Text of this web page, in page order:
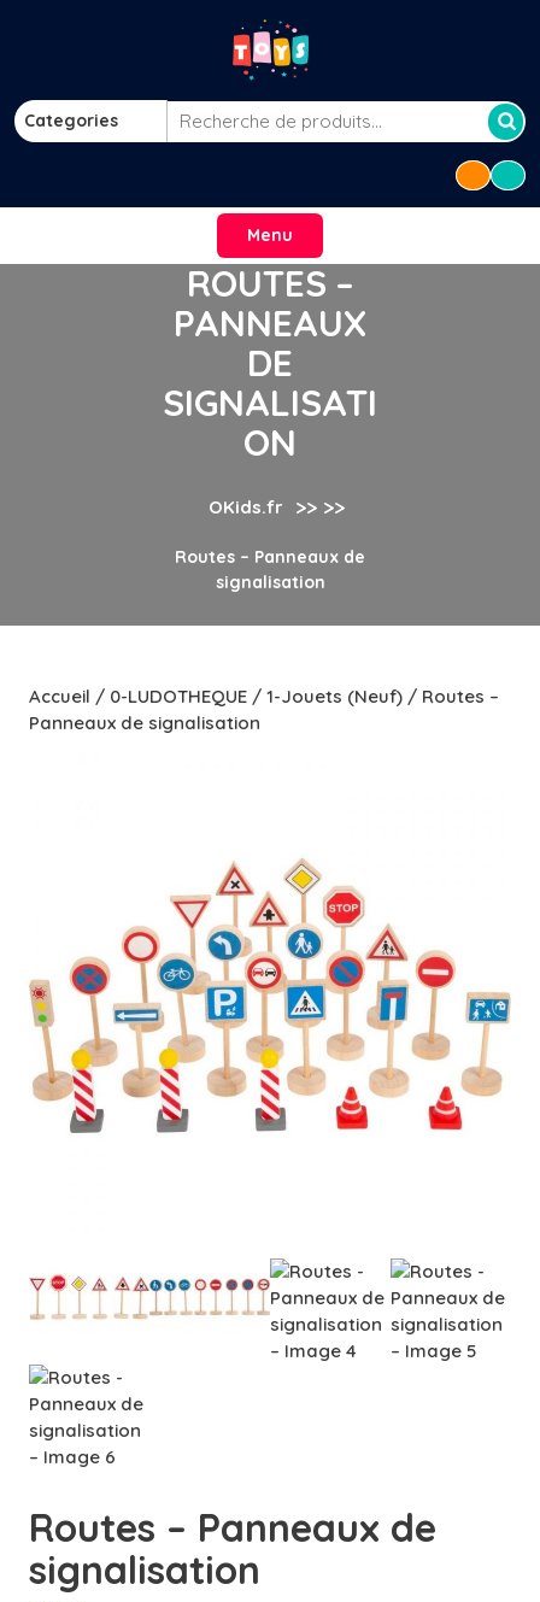
Categories
Recherche
Menu
ROUTES –
PANNEAUX
DE
SIGNALISATI
ON
OKids.fr >> >>
Routes – Panneaux de
signalisation
Accueil / 0-LUDOTHEQUE / 1-Jouets (Neuf) / Routes –
Panneaux de signalisation
Routes – Panneaux de
signalisation